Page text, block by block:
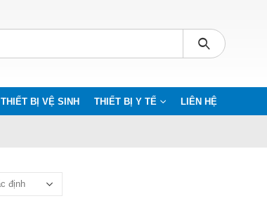
THIẾT BỊ VỆ SINH THIẾT BỊ Y TẾ LIÊN HỆ